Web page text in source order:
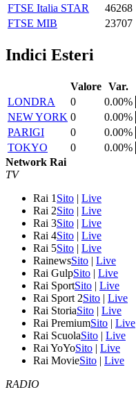
FTSE Italia STAR
46268
FTSE MIB
23707
Indici Esteri
Valore Var.
LONDRA
0
0.00%
NEW YORK 0
0.00%
PARIGI
0
0.00%
TOKYO
0
0.00%
Network Rai
TV
Rai 1 Sito | Live
Rai 2Sito | Live
Rai 3Sito | Live
Rai 4Sito | Live
Rai 5Sito | Live
RainewsSito | Live
Rai GulpSito | Live
Rai SportSito | Live
Rai Sport 2Sito | Live
Rai StoriaSito | Live
Rai PremiumSito | Live
Rai ScuolaSito | Live
Rai YoYoSito | Live
Rai MovieSito | Live
RADIO